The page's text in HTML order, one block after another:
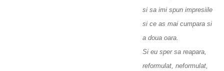
si sa imi spun impresiile
si ce as mai cumpara si
a doua oara.
Si eu sper sa reapara,
reformulat, neformulat,